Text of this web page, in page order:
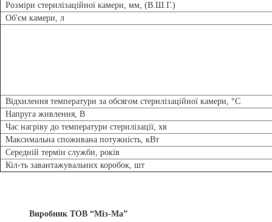
Розміри стерилізаційної камери, мм, (В.Ш.Г.)
Об'єм камери, л
Відхилення температури за обсягом стерилізаційної камери, °С
Напруга живлення, В
Час нагріву до температури стерилізації, хв
Максимальна споживана потужність, кВт
Середній термін служби, років
Кіл-ть завантажувальних коробок, шт
Виробник ТОВ “Міз-Ма”